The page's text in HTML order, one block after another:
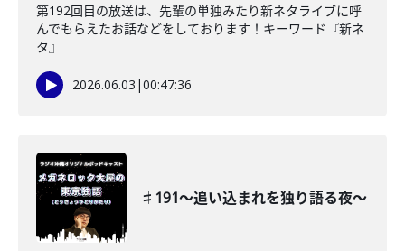
第192回目の放送は、先輩の単独みたり新ネタライブに呼
んでもらえたお話などをしております！キーワード『新ネ
タ』
2026.06.03 |00:47:36
♯191〜追い込まれを独り語る夜〜